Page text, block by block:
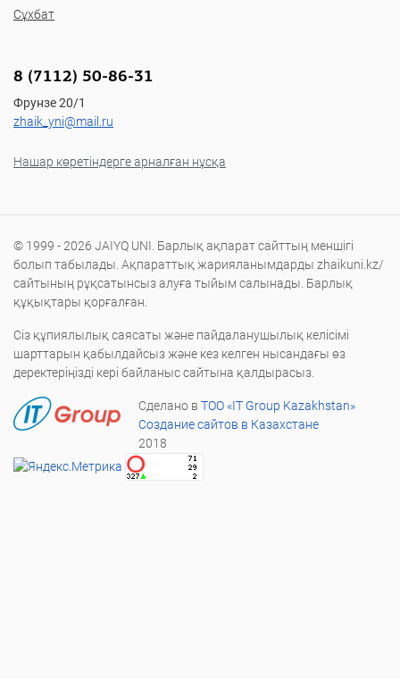
Сұхбат
8 (7112) 50-86-31
Фрунзе 20/1
zhaik_yni@mail.ru
Нашар көретіндерге арналған нұсқа
© 1999 - 2026 JAIYQ UNI. Барлық ақпарат сайттың меншігі
болып табылады. Ақпараттық жарияланымдарды zhaikuni.kz/
сайтының рұқсатынсыз алуға тыйым салынады. Барлық
құқықтары қорғалған.
Сіз құпиялылық саясаты және пайдаланушылық келісімі
шарттарын қабылдайсыз және кез келген нысандағы өз
деректеріңізді кері байланыс сайтына қалдырасыз.
Сделано в ТОО «IT Group Kazakhstan»
Создание сайтов в Казахстане
2018